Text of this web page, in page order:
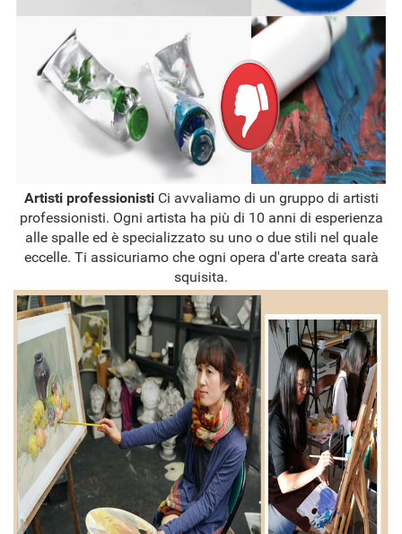
Artisti professionisti Ci avvaliamo di un gruppo di artisti
professionisti. Ogni artista ha più di 10 anni di esperienza
alle spalle ed è specializzato su uno o due stili nel quale
eccelle. Ti assicuriamo che ogni opera d'arte creata sarà
squisita.